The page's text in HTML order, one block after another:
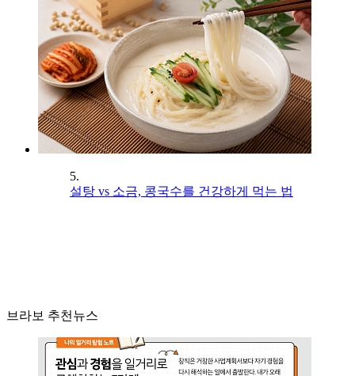
5.
설탕 vs 소금, 콩국수를 건강하게 먹는 법
브라보 추천뉴스